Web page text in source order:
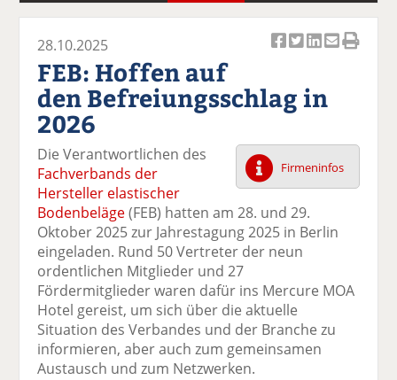
c
k
el
uf
F
ac
e
b
o
k
te
il
e
k
el
wi
tt
er
n
k
uf
Li
n
k
e
te
e
n
k
er
E
m
l
se
d
ck
e
28.10.2025
FEB: Hoffen auf
den Befreiungsschlag in
2026
Firmeninfos
Die Verantwortlichen des
Fachverbands der
Hersteller elastischer
Bodenbeläge(FEB) hatten am 28. und 29.
Oktober 2025 zur Jahrestagung 2025 in Berlin
eingeladen. Rund 50 Vertreter der neun
ordentlichen Mitglieder und 27
Fördermitglieder waren dafür ins Mercure MOA
Hotel gereist, um sich über die aktuelle
Situation des Verbandes und der Branche zu
informieren, aber auch zum gemeinsamen
Austausch und zum Netzwerken.